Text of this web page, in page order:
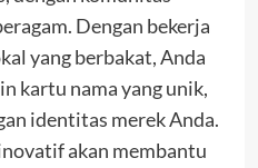
Dengan bekerja
yang berbakat, Anda
kartu nama yang unik,
identitas merek Anda.
akan membantu